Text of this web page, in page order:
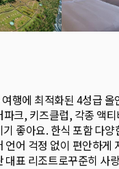
행에 최적화된 4성급 올
크, 키즈클럽, 각종 액
좋아요. 한식 포함 다
언어 걱정 없이 편안하게
대표 리조트로꾸준히 사